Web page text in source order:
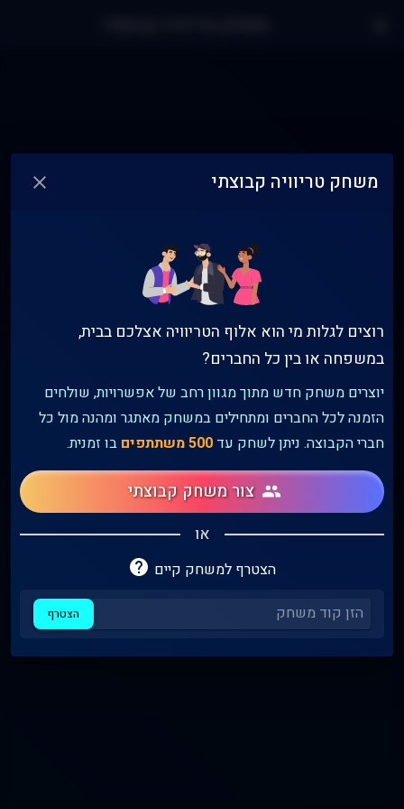
הצטרפות למשחק קבוצתי
בחר כינוי הצטרף
משחק טריוויה קבוצתי
רוצים לגלות מי הוא אלוף הטריוויה אצלכם בבית,
במשפחה או בין כל החברים?
יוצרים משחק חדש מתוך מגוון רחב של אפשרויות, שולחים
הזמנה לכל החברים ומתחילים במשחק מאתגר ומהנה מול כל
חברי הקבוצה. ניתן לשחק עד 500משתתפים בו זמנית.
צור משחק קבוצתי
או
הצטרף למשחק קיים
הצטרף